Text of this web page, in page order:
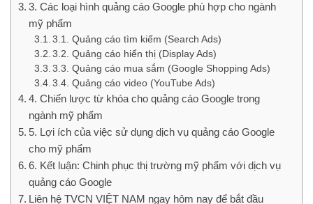
3. Các loại hình quảng cáo Google phù hợp cho ngành
mỹ phẩm
3.1. Quảng cáo tìm kiếm (Search Ads)
3.2. Quảng cáo hiển thị (Display Ads)
3.3. Quảng cáo mua sắm (Google Shopping Ads)
3.4. Quảng cáo video (YouTube Ads)
4. Chiến lược từ khóa cho quảng cáo Google trong
ngành mỹ phẩm
5. Lợi ích của việc sử dụng dịch vụ quảng cáo Google
cho mỹ phẩm
6. Kết luận: Chinh phục thị trường mỹ phẩm với dịch vụ
quảng cáo Google
Liên hệ TVCN VIỆT NAM ngay hôm nay để bắt đầu